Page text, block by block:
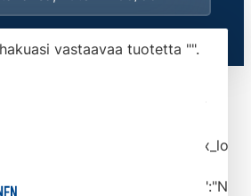
vastaavaa tuotetta "".
query correctly.<br>Currently